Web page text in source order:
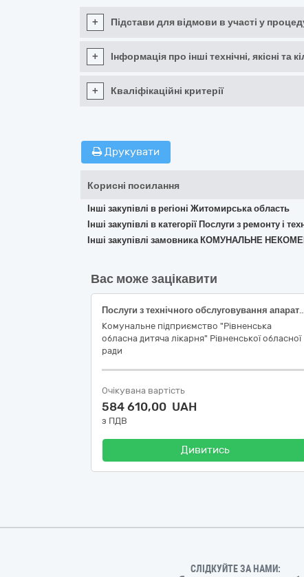
+ Підстави для відмови в участі у
+ Інформація про інші технічні, якісні
+ Кваліфікаційні критерії
Друкувати
Корисні посилання
Інші закупівлі в регіоні Житомирська область
Інші закупівлі в категорії Послуги з ремонту і
Інші закупівлі замовника КОМУНАЛЬНЕ
Вас може зацікавити
Послуги з технічного обслуговування апаратів штучної
Комунальне підприємство "Рівненська
обласна дитяча лікарня" Рівненської обласної
ради
Очікувана вартість
584 610,00 UAH
з ПДВ
Дивитись
СЛІДКУЙТЕ ЗА НАМИ: